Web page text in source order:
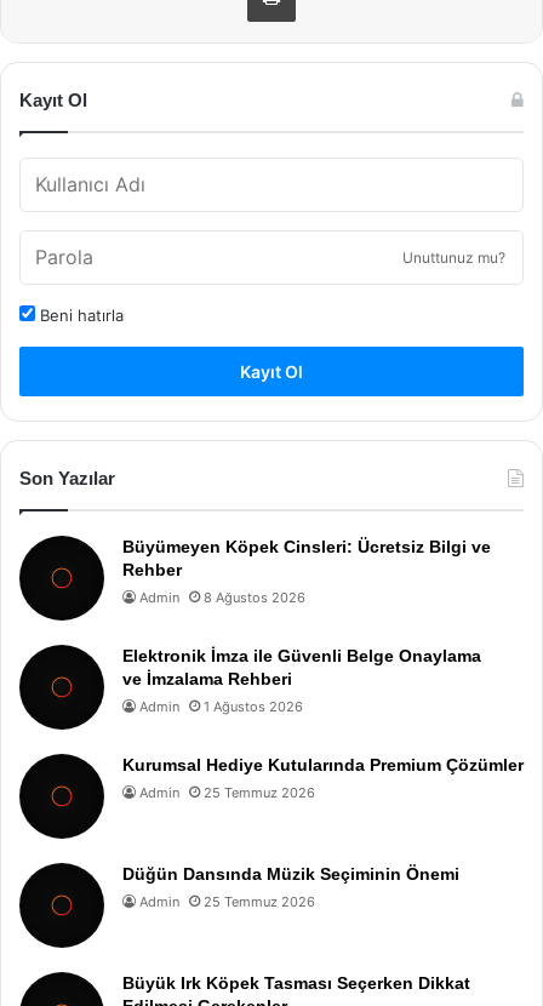
Kayıt Ol
Unuttunuz mu?
Beni hatırla
Kayıt Ol
Son Yazılar
Büyümeyen Köpek Cinsleri: Ücretsiz Bilgi ve
Rehber
Admin 8 Ağustos 2026
Elektronik İmza ile Güvenli Belge Onaylama
ve İmzalama Rehberi
Admin 1 Ağustos 2026
Kurumsal Hediye Kutularında Premium Çözümler
Admin 25 Temmuz 2026
Düğün Dansında Müzik Seçiminin Önemi
Admin 25 Temmuz 2026
Büyük Irk Köpek Tasması Seçerken Dikkat